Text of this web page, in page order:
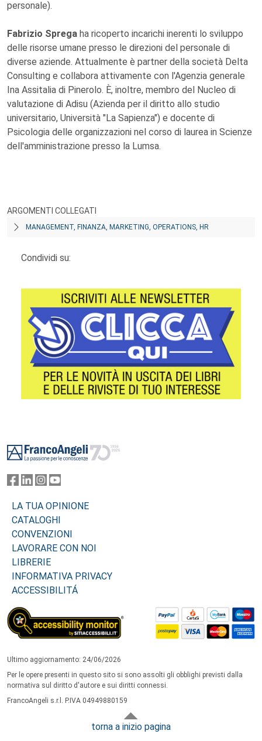
personale).
Fabrizio Sprega ha ricoperto incarichi inerenti lo sviluppo
delle risorse umane presso le direzioni del personale di
diverse aziende. Attualmente è partner della società Delta
Consulting e collabora attivamente con l'Agenzia generale
Ina Assitalia di Pinerolo. È, inoltre, membro del Nucleo di
valutazione di Adisu (Azienda per il diritto allo studio
universitario, Università "La Sapienza") e docente di
Psicologia delle organizzazioni nel corso di laurea in Scienze
dell'amministrazione presso la Lumsa.
ARGOMENTI COLLEGATI
MANAGEMENT, FINANZA, MARKETING, OPERATIONS, HR
Condividi su:
LA TUA OPINIONE
CATALOGHI
CONVENZIONI
LAVORARE CON NOI
LIBRERIE
INFORMATIVA PRIVACY
ACCESSIBILITÁ
Ultimo aggiornamento: 24/06/2026
Per le opere presenti in questo sito si sono assolti gli obblighi previsti dalla
normativa sul diritto d'autore e sui diritti connessi.
FrancoAngeli s.r.l. P.IVA 04949880159
torna a inizio pagina